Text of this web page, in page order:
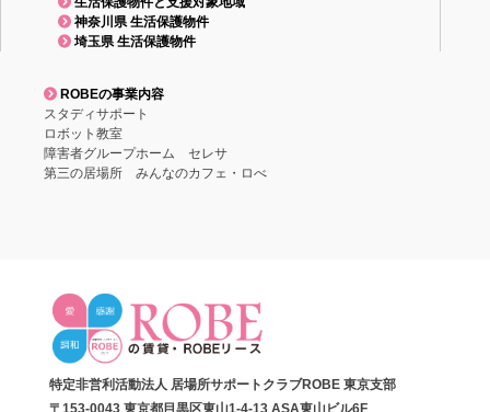
神奈川県 生活保護物件
埼玉県 生活保護物件
ROBEの事業内容
スタディサポート
ロボット教室
障害者グループホーム セレサ
第三の居場所 みんなのカフェ・ロべ
特定非営利活動法人 居場所サポートクラブROBE 東京支部
〒153-0043 東京都目黒区東山1-4-13 ASA東山ビル6F